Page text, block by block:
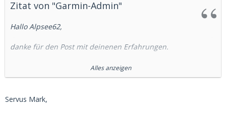
Zitat von "Garmin-Admin"
Hallo Alpsee62,
danke für den Post mit deinenen Erfahrungen.
Wie bist du sonst mit dem Gerät zufrieden?
Mark
Alles anzeigen
Servus Mark,